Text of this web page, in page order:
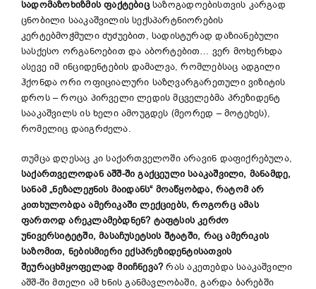
სადომაზოხიზმის ფაქტებიცსაზოგადოებისთვის კარგად
ცნობილი სააკაშვილის სექსპარტნიორების
კერტებმოჭმული ძუძუებით, სადისტურად დაზიანებული
სასქესო ორგანოებით და აბორტებით… ვერ მოხერხდა
ასევე იმ ინციდენტების დამალვა, რომლებსაც ადგილი
ჰქონდა ორი ოფიციალური საზღვარგარეთული ვიზიტის
დროს – როცა პირველი ლედის მცველებმა პრეზიდენტ
სააკაშვილს ის ხელი ამოუგდეს (მეორედ – მოტეხეს),
რომელიც დაიგრძელა.
თუმცა დღესაც კი საქართველოში არავინ დაფიქრებულა,
საქართველოდან აშშ-ში გაქცეული სააკაშვილი, მანამდე,
სანამ „ნეზალეჟნის მაიდანს“ მოაწყობდა, რატომ არ
კითხულობდა ამერიკაში ლექციებს, როგორც ამას
ფართოდ არეკლამებდნენ? ტაფტსის კერძო
უნივერსიტეტში, მასაჩუსეტსის შტატში, რაც ამერიკის
საზომით, ნებისმიერი ექსპრეზიდენტისათვის
შეურაცხმყოფელად მიიჩნევა? რას აკეთებდა სააკაშვილი
აშშ-ში მთელი ამ ხნის განმავლობაში, გარდა ბარებში